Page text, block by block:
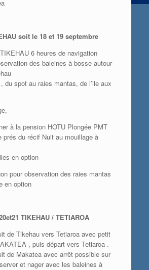
soit le 18 et 19 septembre
6 heures de navigation
des baleines à bosse autour
du spot au raies mantas, de l’ile aux
à la pension HOTU Plongée PMT
prés du récif Nuit au mouillage à
en option
pour observation des raies mantas
en option
TIKEHAU / TETIAROA
de Tikehau vers Tetiaroa avec petit
, puis départ vers Tetiaroa .
de Makatea avec arrêt possible sur
et nager avec les baleines à